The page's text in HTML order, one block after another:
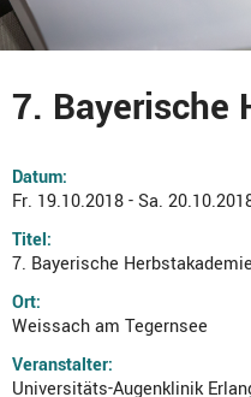
7. Bayerische
Datum:
Fr. 19.10.2018 - Sa.
Titel:
7. Bayerische Herbstakademie
Ort:
Weissach am Tegernsee
Veranstalter:
Universitäts-Augenklinik